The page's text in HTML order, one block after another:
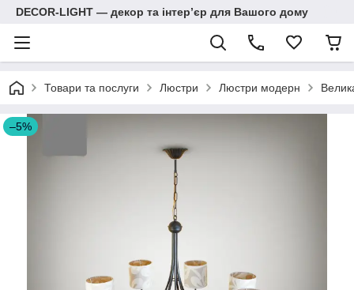
DECOR-LIGHT — декор та інтерʼєр для Вашого дому
Товари та послуги Люстри Люстри модерн
–5%